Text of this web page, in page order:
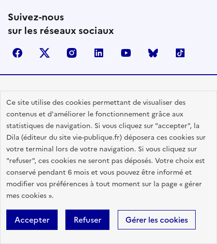
Ce site utilise des cookies permettant de visualiser des
contenus et d'améliorer le fonctionnement grâce aux
statistiques de navigation. Si vous cliquez sur "accepter", la
Dila (éditeur du site vie-publique.fr) déposera ces cookies sur
votre terminal lors de votre navigation. Si vous cliquez sur
"refuser", ces cookies ne seront pas déposés. Votre choix est
conservé pendant 6 mois et vous pouvez être informé et
modifier vos préférences à tout moment sur la page « gérer
mes cookies ».
Accepter Refuser Gérer les cookies
Suivez-nous
sur les réseaux sociaux
facebook X (anciennement Twitter)
instagramlinkedin youtube Bluesky
Lettres d'information
Espace Presse
Utiliser nos contenus
Flux RSS
Travailler avec Vie publique
Glossaire